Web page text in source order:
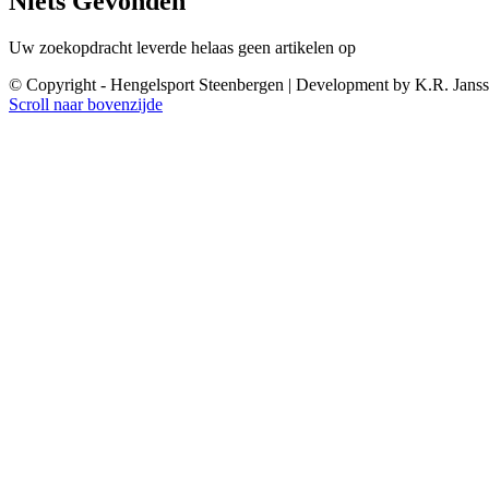
Uw zoekopdracht leverde helaas geen artikelen op
© Copyright - Hengelsport Steenbergen | Development by K.R.
Scroll naar bovenzijde